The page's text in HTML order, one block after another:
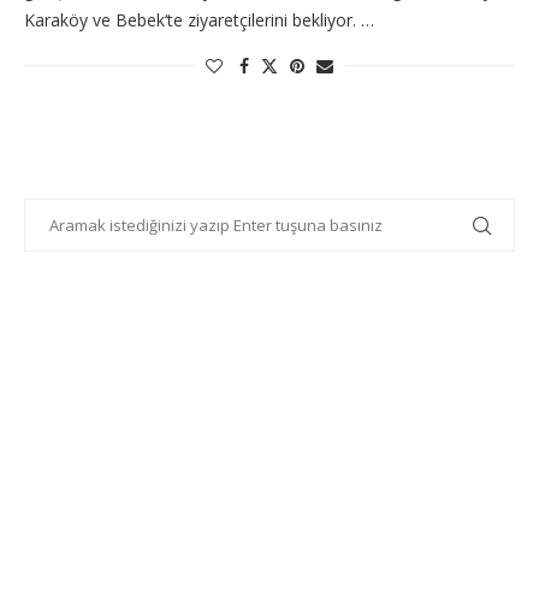
Karaköy ve Bebek‘te ziyaretçilerini bekliyor. …